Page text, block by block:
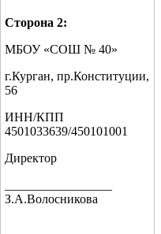
Сторона 2:
МБОУ «СОШ № 40»
г.Курган, пр.Конституции,
56
ИНН/КПП
4501033639/450101001
Директор
З.А.Волосникова